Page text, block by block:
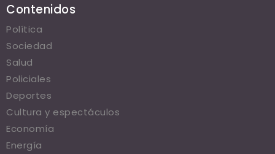
Contenidos
Política
Sociedad
Salud
Policiales
Deportes
Cultura y espectáculos
Economía
Energía